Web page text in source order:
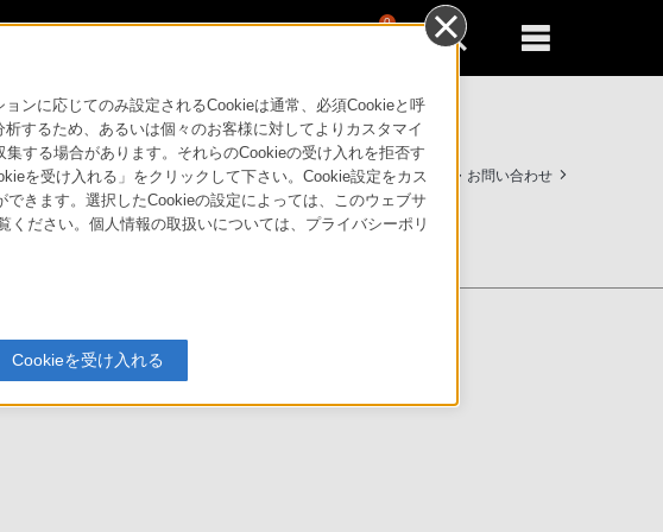
0
法人のお客様はこちら サポート・お問い合わせ
ソニーストア
ンに応じてのみ設定されるCookieは通常、必須Cookieと呼
するため、あるいは個々のお客様に対してよりカスタマイ
する場合があります。それらのCookieの受け入れを拒否す
を受け入れる」をクリックして下さい。Cookie設定をカス
きます。選択したCookieの設定によっては、このウェブサ
ださい。個人情報の取扱いについては、プライバシーポリ
Cookieを受け入れる